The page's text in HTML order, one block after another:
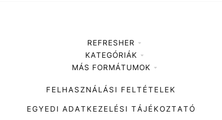
REFRESHER
Médiaajánlat
KATEGÓRIÁK
Zene
Divat
Kultúra
MÁS FORMÁTUMOK
FELHASZNÁLÁSI FELTÉTELEK
EGYEDI ADATKEZELÉSI TÁJÉKOZTATÓ